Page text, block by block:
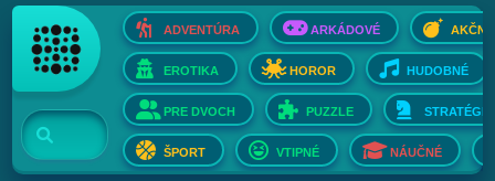
ADVENTÚRA ARKÁDOVÉ AKČNÉ
EROTIKA HOROR HUDOBNÉ
PRE DVOCH PUZZLE STRATÉGIE
ŠPORT VTIPNÉ NÁUČNÉ